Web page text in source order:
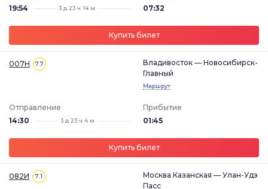
19:54
3 д 23 ч 14 м
07:32
Купить билет
007Н 7.7
Владивосток — Новосибирск-
Главный
Маршрут
Отправление
14:30
3 д 23 ч 4 м
Прибытие
01:45
Купить билет
082И 7.1
Москва Казанская — Улан-Удэ
Пасс